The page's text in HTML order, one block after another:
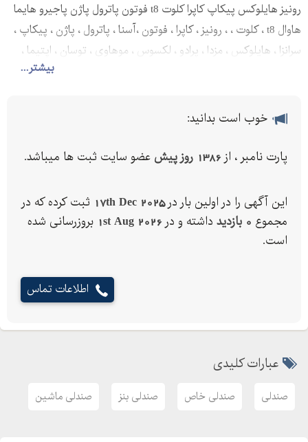
بیشتر...
رونیز هایلوکس پیکاپ کاپرا کلوت t8 فوتون پاترول پاژن پاجیرو هایما
هاوال t8 ، کلوت ، ، رونیز ، کاپرا ، فوتون ،آسنا ، پاترول ، پاژن ، پیکاپ ،
سرانزا ، هایلوکس ، مزدا ، پرادو ، لکسوس ، موهاوی ، توسان ، اپتیما ،
سراتو ، اپیروس ، سوناتا ، کمری ، ماکسیما ، زانتیا ، سمند ، پرشیا ، پژو ،
آریزو ، فونیکس ، تیگو ، sx5 , و ...
خوب است بدانید:
پارت نامبر ، از 1386 روز پیش عضو سایت ثبت ها میباشد.
این آگهی را در اولین بار در17th Dec 2025 ثبت کرده که در
مجموع 0 بازدید داشته و در 1st Aug 2026 بروزرسانی شده
است.
اطلاعات تماس
عبارات کلیدی
صندلی صندلی خاص صندلی بنز صندلی ماشین